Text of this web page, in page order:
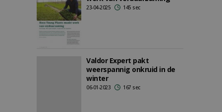
23-04-2025 145 sec
Valdor Expert pakt
weerspannig onkruid in de
winter
06-01-2023 167 sec